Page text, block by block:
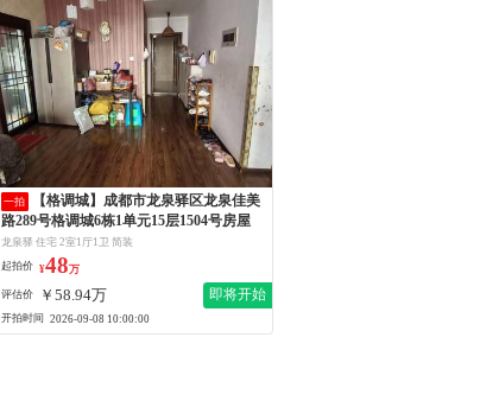
一拍
路289号格调城6栋1单元15层1504号房屋
龙泉驿 住宅 2室1厅1卫 简装
起拍价 ¥48万
评估价 ￥58.94万 即将开始
开拍时间 2026-09-08 10:00:00